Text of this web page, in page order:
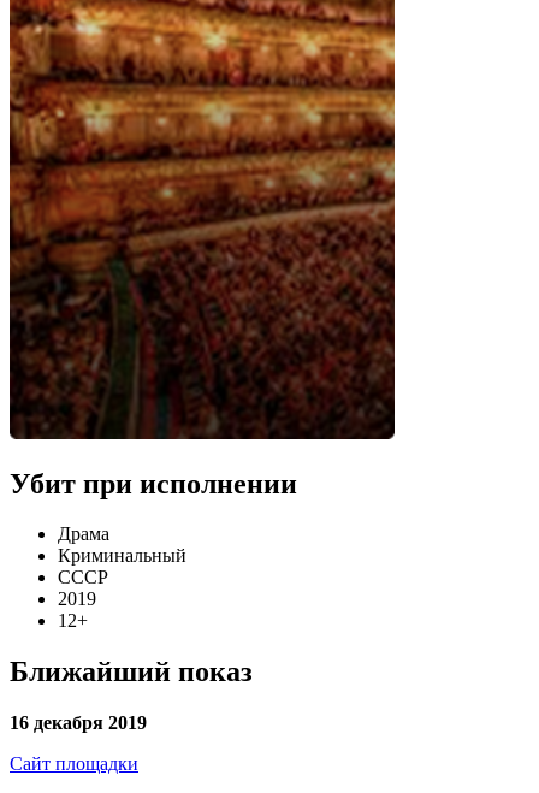
Убит при исполнении
Драма
Криминальный
СССР
2019
12+
Ближайший показ
16 декабря 2019
Сайт площадки